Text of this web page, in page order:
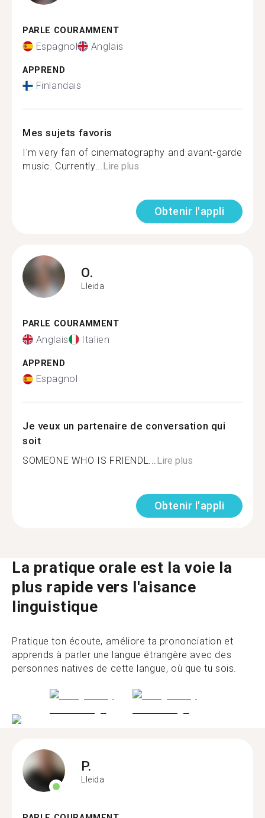
PARLE COURAMMENT
Espagnol Anglais
APPREND
Finlandais
Mes sujets favoris
I'm very fan of cinematography and avant-garde
music. Currently...Lire plus
Obtenir l'appli
O.
Lleida
PARLE COURAMMENT
Anglais Italien
APPREND
Espagnol
Je veux un partenaire de conversation qui
soit
SOMEONE WHO IS FRIENDL...Lire plus
Obtenir l'appli
La pratique orale est la voie la
plus rapide vers l'aisance
linguistique
Pratique ton écoute, améliore ta prononciation et
apprends à parler une langue étrangère avec des
personnes natives de cette langue, où que tu sois.
P.
Lleida